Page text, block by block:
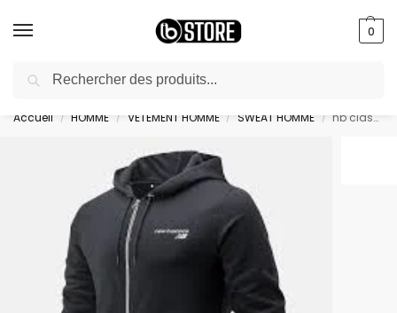
0
livraison gratuite au bureau dès 10000 DA avec paiement en ligne
Accueil / HOMME / VETEMENT HOMME / SWEAT HOMME / nb classic core full zipper – MJ03907BK